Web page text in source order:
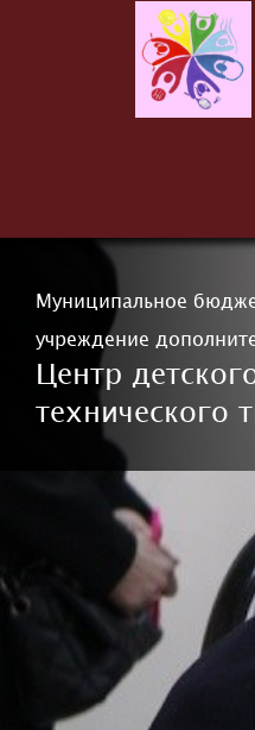
Муниципальное
учреждение
Центр
технического